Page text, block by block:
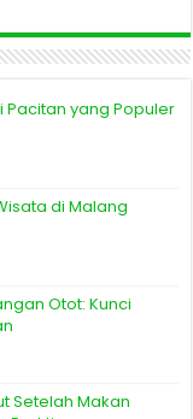
Pacitan yang Populer
di Malang
Otot: Kunci
Setelah Makan